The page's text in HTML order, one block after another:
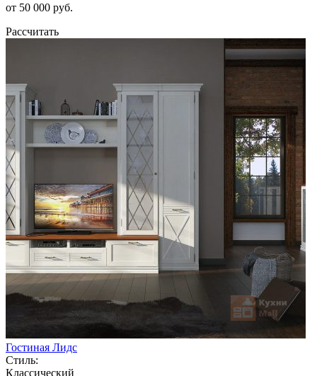
от 50 000 руб.
Рассчитать
Гостиная Лидс
Стиль:
Классический